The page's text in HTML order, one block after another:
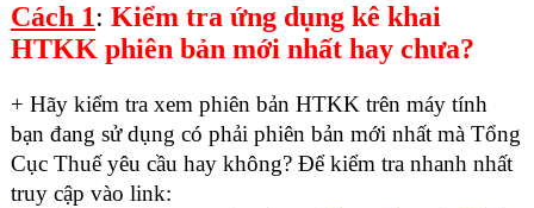
Cách 1: Kiểm tra ứng dụng kê khai
HTKK phiên bản mới nhất hay chưa?
+ Hãy kiểm tra xem phiên bản HTKK trên máy tính
bạn đang sử dụng có phải phiên bản mới nhất mà Tổng
Cục Thuế yêu cầu hay không? Để kiểm tra nhanh nhất
truy cập vào link: